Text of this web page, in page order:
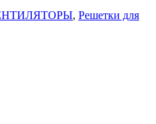
, Решетки для